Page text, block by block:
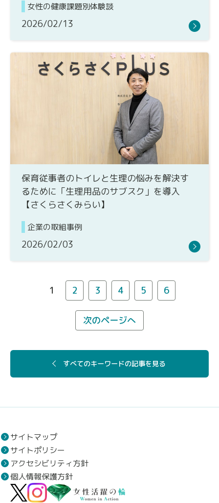
女性の健康課題別体験談
2026/02/13
保育従事者のトイレと生理の悩みを解決す
るために「生理用品のサブスク」を導入
【さくらさくみらい】
企業の取組事例
2026/02/03
1 2 3 4 5 6
次のページへ
すべてのキーワードの記事を見る
サイトマップ
サイトポリシー
アクセシビリティ方針
個人情報保護方針